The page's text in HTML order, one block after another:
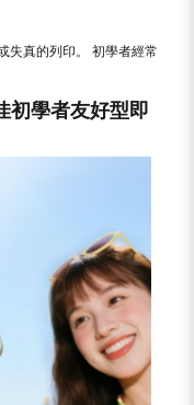
失真的列印。 初學者經常
初學者友好型即